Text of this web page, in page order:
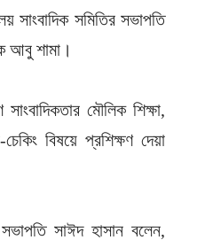
সাংবাদিক সমিতির সভাপতি
আবু শামা।
মৌলিক শিক্ষা,
বিষয়ে প্রশিক্ষণ দেয়া
সাঈদ হাসান বলেন,